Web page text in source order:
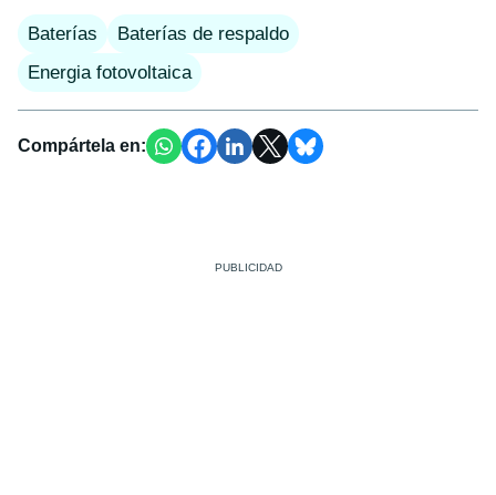
Baterías
Baterías de respaldo
Energia fotovoltaica
Compártela en: